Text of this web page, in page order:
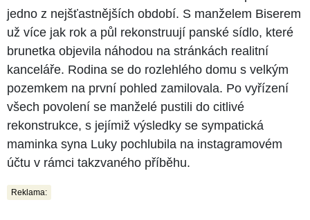
jedno z nejšťastnějších období. S manželem Biserem
už více jak rok a půl rekonstruují panské sídlo, které
brunetka objevila náhodou na stránkách realitní
kanceláře. Rodina se do rozlehlého domu s velkým
pozemkem na první pohled zamilovala. Po vyřízení
všech povolení se manželé pustili do citlivé
rekonstrukce, s jejímiž výsledky se sympatická
maminka syna Luky pochlubila na instagramovém
účtu v rámci takzvaného příběhu.
Reklama: